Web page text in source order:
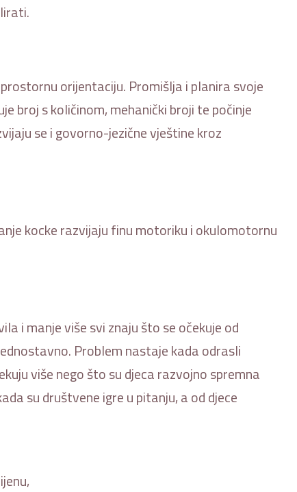
orijentaciju. Promišlja i planira svoje
broj s količinom, mehanički broji te počinje
se i govorno-jezične vještine kroz
kocke razvijaju finu motoriku i okulomotornu
i manje više svi znaju što se očekuje od
Problem nastaje kada odrasli
više nego što su djeca razvojno spremna
su društvene igre u pitanju, a od djece